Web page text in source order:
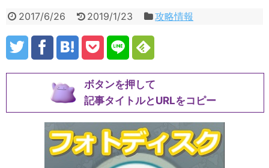
2017/6/26 2019/1/23 攻略情報
ボタンを押して
記事タイトルとURLをコピー